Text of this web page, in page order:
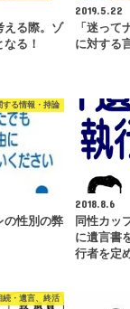
える際。ゾ
る！
2019.5.22
「迷って
に対する
する情報・持論
の性別の弊
2018.8.6
同性カッ
に遺言書
行者を定
続・遺言、終活